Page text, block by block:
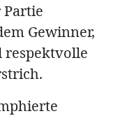
Partie
Gewinner,
respektvolle